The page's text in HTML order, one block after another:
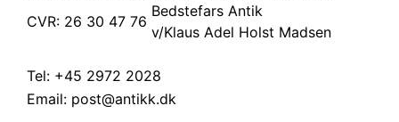
CVR: 26 30 47 76
Bedstefars Antik
v/Klaus Adel Holst Madsen
Tel: +45 2972 2028
Email: post@antikk.dk